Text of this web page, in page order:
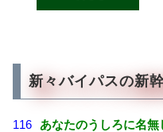
新々バイパスの新
116
あなたのうしろに名無